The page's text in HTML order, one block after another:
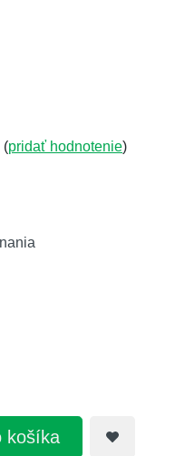
(pridať hodnotenie)
košíka